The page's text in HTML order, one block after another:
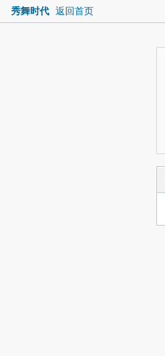
秀舞时代 返回首页